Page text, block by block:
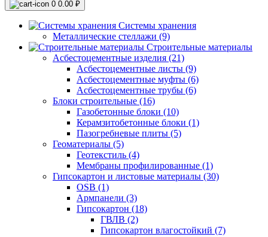
0 0.00 ₽
Системы хранения
Металлические стеллажи (9)
Строительные материалы
Асбестоцементные изделия (21)
Асбестоцементные листы (9)
Асбестоцементные муфты (6)
Асбестоцементные трубы (6)
Блоки строительные (16)
Газобетонные блоки (10)
Керамзитобетонные блоки (1)
Пазогребневые плиты (5)
Геоматериалы (5)
Геотекстиль (4)
Мембраны профилированные (1)
Гипсокартон и листовые материалы (30)
OSB (1)
Армпанели (3)
Гипсокартон (18)
ГВЛВ (2)
Гипсокартон влагостойкий (7)